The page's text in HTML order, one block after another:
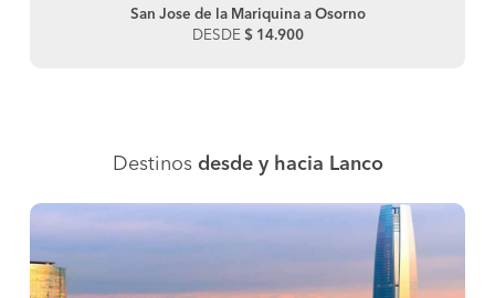
San Jose de la Mariquina a Osorno
DESDE $ 14.900
Destinos desde y hacia Lanco